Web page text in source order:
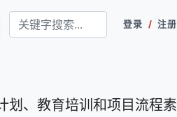
登录 / 注册
划、教育培训和项目流程素